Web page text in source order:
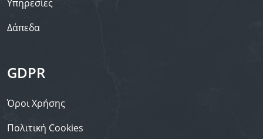
Υπηρεσίες
Δάπεδα
GDPR
Όροι Χρήσης
Πολιτική Cookies